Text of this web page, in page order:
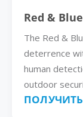
Red &
The Red &
deterrence
human
outdoor